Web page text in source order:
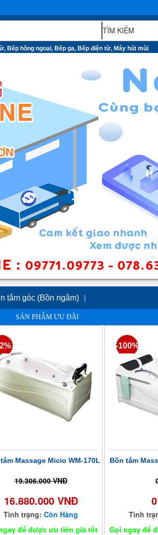
, Bếp hồng ngoại, Bếp ga, Bếp điện từ, Máy hút mùi
tắm góc (Bồn ngâm) |
Bồn tắm xây
kính) |
Bồn tắm nghệ thuật
SẢN PHẨM ƯU ĐÃI
Massage Micio WM-170L
19.306.000 VNĐ
16.880.000 VNĐ
Tình trạng:Còn Hàng
để được ưu tiên giá tốt
-100%
Bồn tắm
Tình
Gọi ngay để